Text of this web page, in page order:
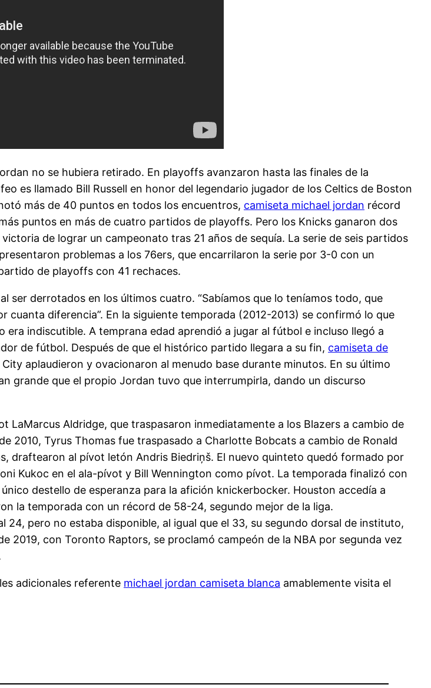
no se hubiera retirado. En playoffs avanzaron hasta las finales de la
es llamado Bill Russell en honor del legendario jugador de los Celtics de Boston
más de 40 puntos en todos los encuentros, camiseta michael jordan récord
puntos en más de cuatro partidos de playoffs. Pero los Knicks ganaron dos
de lograr un campeonato tras 21 años de sequía. La serie de seis partidos
problemas a los 76ers, que encarrilaron la serie por 3-0 con un
de playoffs con 41 rechaces.
ser derrotados en los últimos cuatro. “Sabíamos que lo teníamos todo, que
diferencia”. En la siguiente temporada (2012-2013) se confirmó lo que
indiscutible. A temprana edad aprendió a jugar al fútbol e incluso llegó a
de fútbol. Después de que el histórico partido llegara a su fin, camiseta de
aplaudieron y ovacionaron al menudo base durante minutos. En su último
grande que el propio Jordan tuvo que interrumpirla, dando un discurso
LaMarcus Aldridge, que traspasaron inmediatamente a los Blazers a cambio de
2010, Tyrus Thomas fue traspasado a Charlotte Bobcats a cambio de Ronald
draftearon al pívot letón Andris Biedriņš. El nuevo quinteto quedó formado por
Kukoc en el ala-pívot y Bill Wennington como pívot. La temporada finalizó con
destello de esperanza para la afición knickerbocker. Houston accedía a
la temporada con un récord de 58-24, segundo mejor de la liga.
pero no estaba disponible, al igual que el 33, su segundo dorsal de instituto,
2019, con Toronto Raptors, se proclamó campeón de la NBA por segunda vez
adicionales referente michael jordan camiseta blanca amablemente visita el